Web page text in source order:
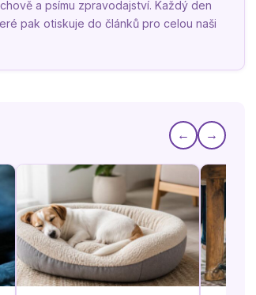
a psímu zpravodajství. Každý den
pak otiskuje do článků pro celou naši
← →